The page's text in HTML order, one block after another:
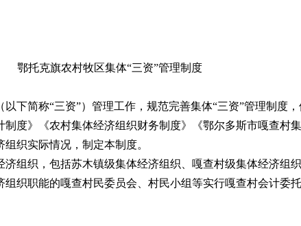
鄂托克旗农村牧区集体“三资”管理制度
简称“三资”）管理工作，规范完善集体“三资”管理制度
度》《农村集体经济组织财务制度》《鄂尔多斯市嘎查村
织实际情况，制定本制度。
织，包括苏木镇级集体经济组织、嘎查村级集体经济组
织职能的嘎查村民委员会、村民小组等实行嘎查村会计委